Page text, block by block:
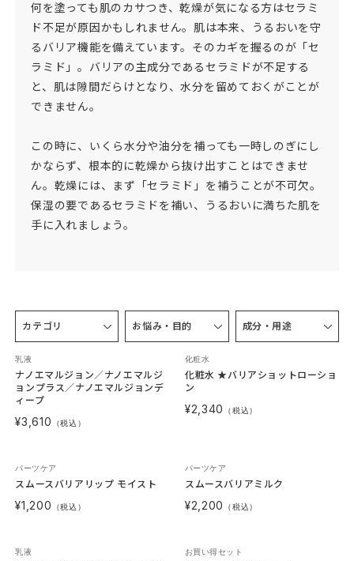
何を塗っても肌のカサつき、乾燥が気になる方はセラミ
ド不足が原因かもしれません。肌は本来、うるおいを守
るバリア機能を備えています。そのカギを握るのが「セ
ラミド」。バリアの主成分であるセラミドが不足する
と、肌は隙間だらけとなり、水分を留めておくがことが
できません。
この時に、いくら水分や油分を補っても一時しのぎにし
かならず、根本的に乾燥から抜け出すことはできませ
ん。乾燥には、まず「セラミド」を補うことが不可欠。
保湿の要であるセラミドを補い、うるおいに満ちた肌を
手に入れましょう。
ナノエマルジョン／ナノエマルジ
ョンプラス／ナノエマルジョンデ
ィープ
乳液
¥3,610 （税込）
化粧水 ★バリアショットローショ
ン
化粧水
¥2,340 （税込）
スムースバリアリップ モイスト
パーツケア
¥1,200 （税込）
スムースバリアミルク
パーツケア
¥2,200 （税込）
乳液 お買い得セット
カテゴリ お悩み・目的 成分・用途